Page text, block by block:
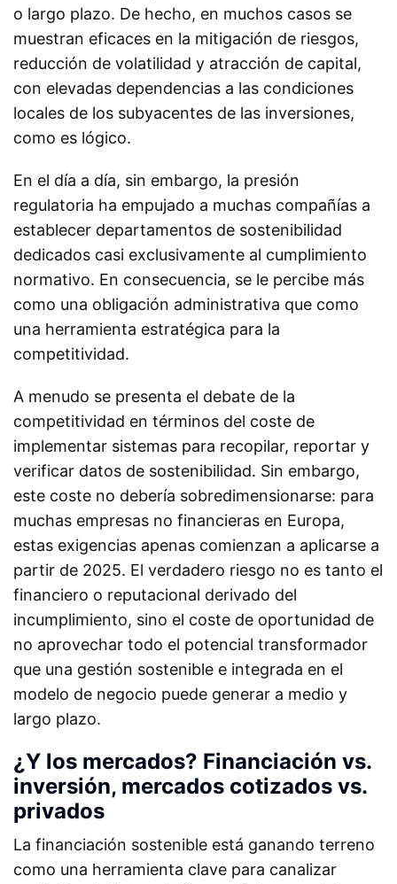
o largo plazo. De hecho, en muchos casos se
muestran eficaces en la mitigación de riesgos,
reducción de volatilidad y atracción de capital,
con elevadas dependencias a las condiciones
locales de los subyacentes de las inversiones,
como es lógico.
En el día a día, sin embargo, la presión
regulatoria ha empujado a muchas compañías a
establecer departamentos de sostenibilidad
dedicados casi exclusivamente al cumplimiento
normativo. En consecuencia, se le percibe más
como una obligación administrativa que como
una herramienta estratégica para la
competitividad.
A menudo se presenta el debate de la
competitividad en términos del coste de
implementar sistemas para recopilar, reportar y
verificar datos de sostenibilidad. Sin embargo,
este coste no debería sobredimensionarse: para
muchas empresas no financieras en Europa,
estas exigencias apenas comienzan a aplicarse a
partir de 2025. El verdadero riesgo no es tanto el
financiero o reputacional derivado del
incumplimiento, sino el coste de oportunidad de
no aprovechar todo el potencial transformador
que una gestión sostenible e integrada en el
modelo de negocio puede generar a medio y
largo plazo.
¿Y los mercados? Financiación vs.
inversión, mercados cotizados vs.
privados
La financiación sostenible está ganando terreno
como una herramienta clave para canalizar